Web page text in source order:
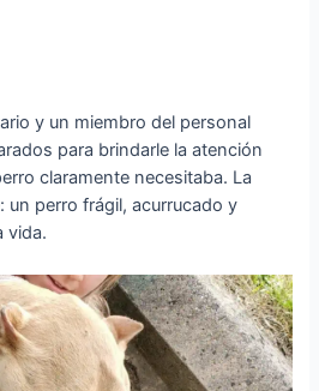
y un miembro del personal
para brindarle la atención
claramente necesitaba. La
un perro frágil, acurrucado y
vida.